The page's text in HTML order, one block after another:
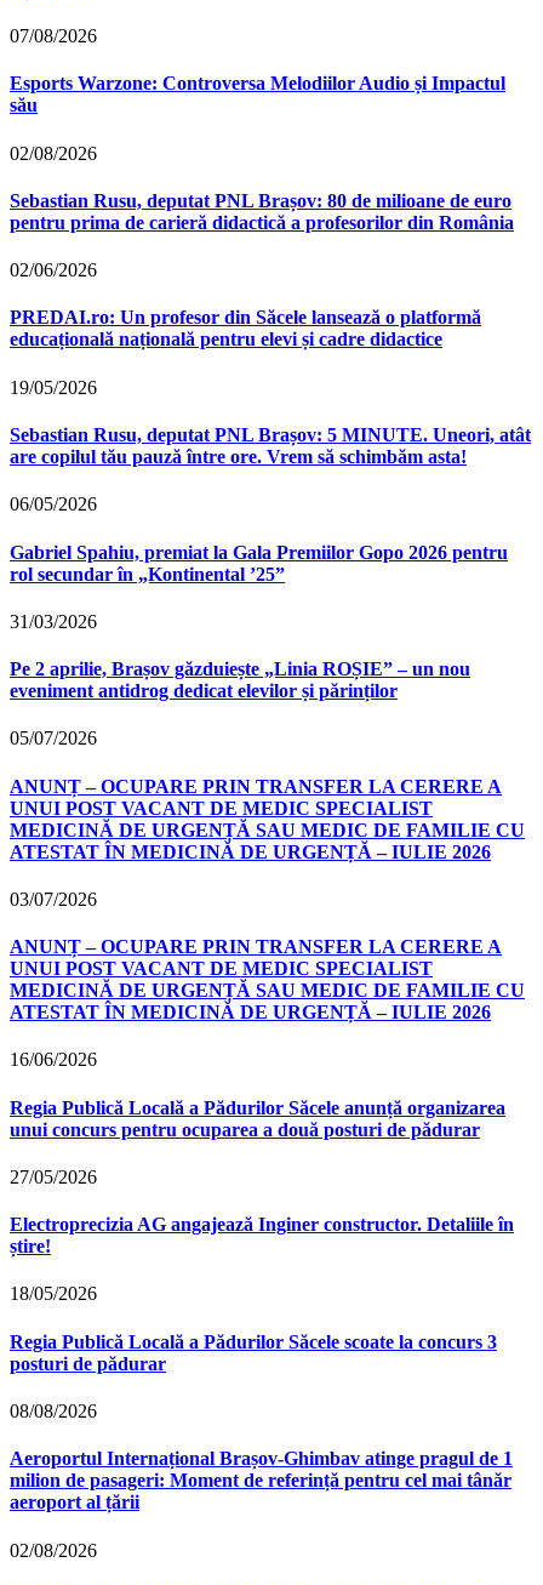
07/08/2026
Esports Warzone: Controversa Melodiilor Audio și Impactul
său
02/08/2026
Sebastian Rusu, deputat PNL Brașov: 80 de milioane de euro
pentru prima de carieră didactică a profesorilor din România
02/06/2026
PREDAI.ro: Un profesor din Săcele lansează o platformă
educațională națională pentru elevi și cadre didactice
19/05/2026
Sebastian Rusu, deputat PNL Brașov: 5 MINUTE. Uneori, atât
are copilul tău pauză între ore. Vrem să schimbăm asta!
06/05/2026
Gabriel Spahiu, premiat la Gala Premiilor Gopo 2026 pentru
rol secundar în „Kontinental ’25”
31/03/2026
Pe 2 aprilie, Brașov găzduiește „Linia ROȘIE” – un nou
eveniment antidrog dedicat elevilor și părinților
05/07/2026
ANUNȚ – OCUPARE PRIN TRANSFER LA CERERE A
UNUI POST VACANT DE MEDIC SPECIALIST
MEDICINĂ DE URGENȚĂ SAU MEDIC DE FAMILIE CU
ATESTAT ÎN MEDICINĂ DE URGENȚĂ – IULIE 2026
03/07/2026
ANUNȚ – OCUPARE PRIN TRANSFER LA CERERE A
UNUI POST VACANT DE MEDIC SPECIALIST
MEDICINĂ DE URGENȚĂ SAU MEDIC DE FAMILIE CU
ATESTAT ÎN MEDICINĂ DE URGENȚĂ – IULIE 2026
16/06/2026
Regia Publică Locală a Pădurilor Săcele anunță organizarea
unui concurs pentru ocuparea a două posturi de pădurar
27/05/2026
Electroprecizia AG angajează Inginer constructor. Detaliile în
știre!
18/05/2026
Regia Publică Locală a Pădurilor Săcele scoate la concurs 3
posturi de pădurar
08/08/2026
Aeroportul Internațional Brașov‑Ghimbav atinge pragul de 1
milion de pasageri: Moment de referință pentru cel mai tânăr
aeroport al țării
02/08/2026